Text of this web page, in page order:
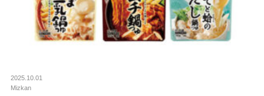
2025.10.01
Mizkan